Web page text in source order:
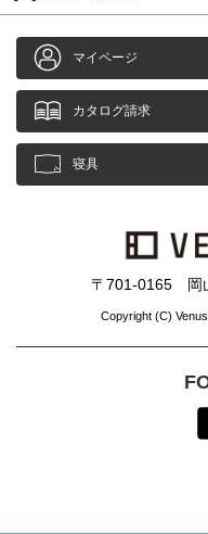
マイページ
カタログ請求
寝具
〒701-0165 岡
Copyright (C)